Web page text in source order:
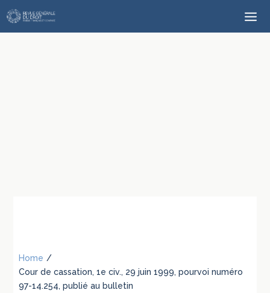
Home /
Cour de cassation, 1e civ., 29 juin 1999, pourvoi numéro
97-14.254, publié au bulletin